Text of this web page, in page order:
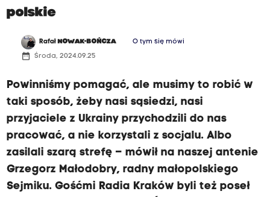
polskie
Rafał NOWAK-BOŃCZA O tym się mówi
date_range Środa, 2024.09.25
Powinniśmy pomagać, ale musimy to robić w
taki sposób, żeby nasi sąsiedzi, nasi
przyjaciele z Ukrainy przychodzili do nas
pracować, a nie korzystali z socjalu. Albo
zasilali szarą strefę – mówił na naszej antenie
Grzegorz Małodobry, radny małopolskiego
Sejmiku. Gośćmi Radia Kraków byli też poseł